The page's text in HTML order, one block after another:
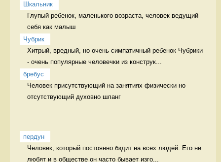
Шкальник
Глупый ребенок, маленького возраста, человек ведущий
себя как малыш
Чубрик
Хитрый, вредный, но очень симпатичный ребенок Чубрики
- очень популярные человечки из конструк...
бребус
Человек присутствующий на занятиях физически но
отсутствующий духовно шланг
пердун
Человек, который постоянно бздит на всех людей. Его не
любят и в обществе он часто бывает изго...